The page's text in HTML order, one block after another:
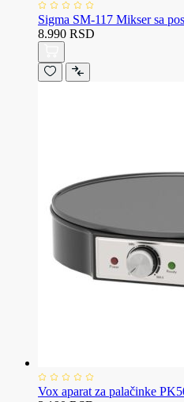
Sigma SM-117 Mikser sa
8.990 RSD
Vox aparat za palačinke